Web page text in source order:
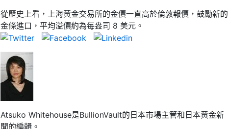
從歷史上看，上海黃金交易所的金價一直高於倫敦報價，鼓勵新的
金條進口，平均溢價約為每盎司 8 美元。
Atsuko Whitehouse是BullionVault的日本市場主管和日本黃金新
聞的編輯。